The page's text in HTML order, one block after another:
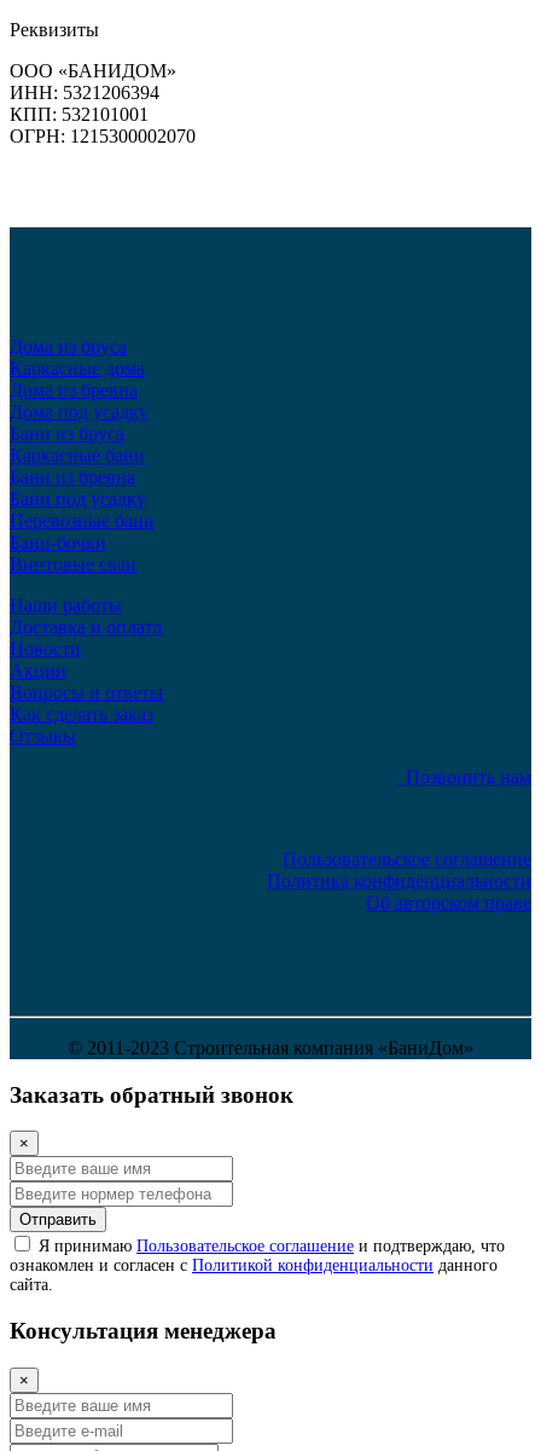
Реквизиты
ООО «БАНИДОМ»
ИНН: 5321206394
КПП: 532101001
ОГРН: 1215300002070
Дома из бруса
Каркасные дома
Дома из бревна
Дома под усадку
Бани из бруса
Каркасные бани
Бани из бревна
Бани под усадку
Перевозные бани
Бани-бочки
Винтовые сваи
Наши работы
Доставка и оплата
Новости
Акции
Вопросы и ответы
Как сделать заказ
Отзывы
Позвонить нам
Пользовательское соглашение
Политика конфиденциальности
Об авторском праве
© 2011-2023 Строительная компания «БаниДом»
Заказать обратный звонок
×
Отправить
Я принимаю Пользовательское соглашение и подтверждаю, что
ознакомлен и согласен с Политикой конфиденциальности данного
сайта.
Консультация менеджера
×